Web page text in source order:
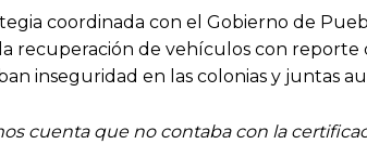
coordinada con el Gobierno de
recuperación de vehículos con reporte
inseguridad en las colonias y juntas
cuenta que no contaba con la